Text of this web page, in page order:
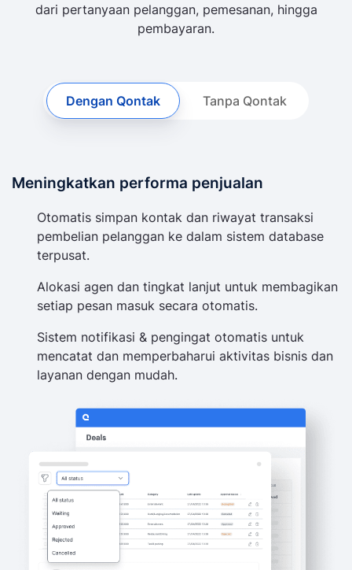
dari pertanyaan pelanggan, pemesanan, hingga
pembayaran.
Dengan Qontak Tanpa Qontak
Meningkatkan performa penjualan
Otomatis simpan kontak dan riwayat transaksi
pembelian pelanggan ke dalam sistem database
terpusat.
Alokasi agen dan tingkat lanjut untuk membagikan
setiap pesan masuk secara otomatis.
Sistem notifikasi & pengingat otomatis untuk
mencatat dan memperbaharui aktivitas bisnis dan
layanan dengan mudah.